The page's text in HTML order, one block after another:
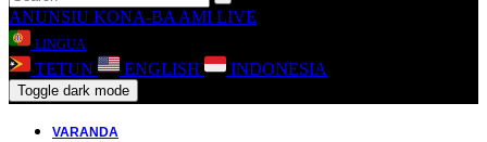
ANUNSIU KONA-BA AMI LIVE
LINGUA
TETUN ENGLISH INDONESIA
Toggle dark mode
VARANDA